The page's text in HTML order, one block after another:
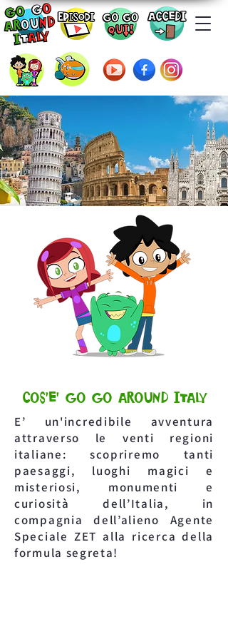
COS'E' GO GO AROUND ITALY
E’ un'incredibile avventura
attraverso le venti regioni
italiane: scopriremo tanti
paesaggi, luoghi magici e
misteriosi, monumenti e
curiosità dell’Italia, in
compagnia dell’alieno Agente
Speciale ZET alla ricerca della
formula segreta!